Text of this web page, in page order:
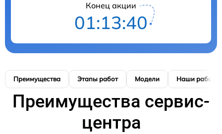
Конец акции
01:13:39
Преимущества Этапы работ Модели Наши работы
Преимущества сервис-
центра